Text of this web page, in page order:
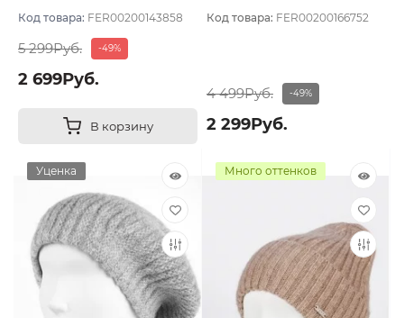
Код товара: FER00200143858
5 299Руб. -49%
2 699Руб.
В корзину
Код товара: FER00200166752
4 499Руб. -49%
2 299Руб.
Уценка Много оттенков